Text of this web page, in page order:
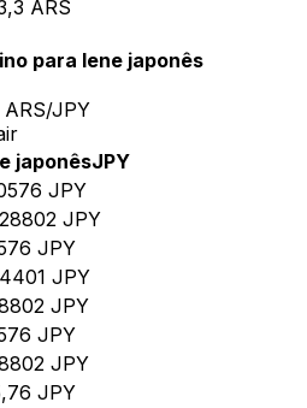
ARS
para Iene japonês
JPY
japonêsJPY
JPY
JPY
JPY
JPY
JPY
JPY
JPY
JPY